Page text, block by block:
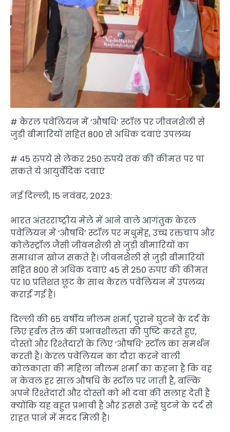
# केरल पवेलियन में ‘औषधि’ स्टॉल पर जीवनशैली से
जुड़ी बीमारियों सहित 800 से अधिक दवाएं उपलब्ध
# 45 रुपये से लेकर 250 रुपये तक की कीमत पर पा
सकते ये आयुर्वेदिक दवाएं
नई दिल्ली, 15 नवंबर, 2023:
भारत अंतरराष्ट्रीय मेले में आने वाले आगंतुक केरल
पवेलियन में ‘औषधि’ स्टॉल पर मधुमेह, उच्च रक्तचाप और
कोलेस्ट्रॉल जैसी जीवनशैली से जुड़ी बीमारियों का
समाधान खोज सकते हैं। जीवनशैली से जुड़ी बीमारियों
सहित 800 से अधिक दवाएं 45 से 250 रुपए की कीमत
पर 10 प्रतिशत छूट के साथ केरल पवेलियन में उपलब्ध
कराई गई हैं।
दिल्ली की 65 वर्षीय नीलम शर्मा, पुराने घुटने के दर्द के
लिए हर्बल तेल की प्रभावशीलता की पुष्टि करते हुए,
दोस्तों और रिश्तेदारों के लिए ‘औषधि’ स्टॉल का समर्थन
करती हैं। केरल पवेलियन का दौरा करने वाली
कोलकाता की महिला नीलम शर्मा का कहना है कि वह
न केवल हर साल औषधि के स्टॉल पर जाती हैं, बल्कि
अपने रिश्तेदारों और दोस्तों को भी दवा की सलाह देती हैं
क्योंकि यह बहुत प्रभावी है और इससे उन्हें घुटने के दर्द से
राहत पाने में मदद मिली है।